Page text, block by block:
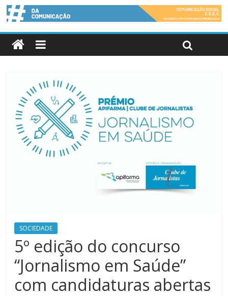
SOCIEDADE
5º edição do concurso
“Jornalismo em Saúde”
com candidaturas abertas